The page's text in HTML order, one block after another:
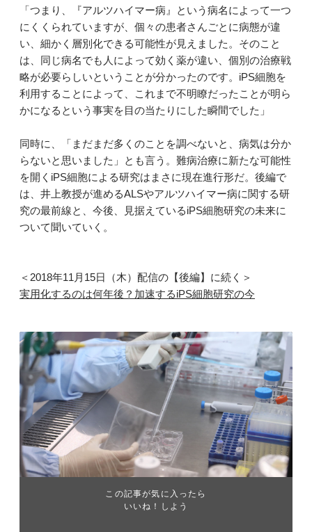
「つまり、『アルツハイマー病』という病名によって一つ
にくくられていますが、個々の患者さんごとに病態が違
い、細かく層別化できる可能性が見えました。そのこと
は、同じ病名でも人によって効く薬が違い、個別の治療戦
略が必要らしいということが分かったのです。iPS細胞を
利用することによって、これまで不明瞭だったことが明ら
かになるという事実を目の当たりにした瞬間でした」
同時に、「まだまだ多くのことを調べないと、病気は分か
らないと思いました」とも言う。難病治療に新たな可能性
を開くiPS細胞による研究はまさに現在進行形だ。後編で
は、井上教授が進めるALSやアルツハイマー病に関する研
究の最前線と、今後、見据えているiPS細胞研究の未来に
ついて聞いていく。
＜2018年11月15日（木）配信の【後編】に続く＞
実用化するのは何年後？加速するiPS細胞研究の今
この記事が気に入ったら
いいね！しよう